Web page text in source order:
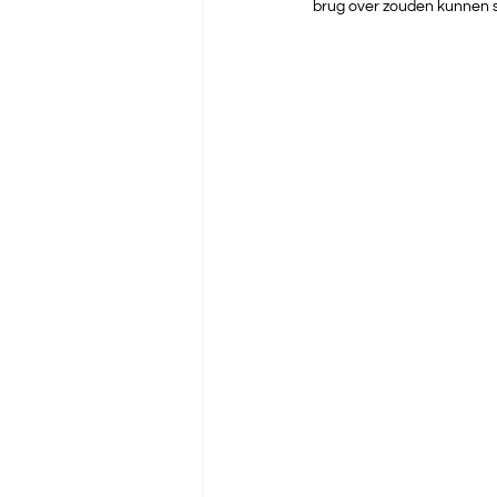
brug over zouden kunnen